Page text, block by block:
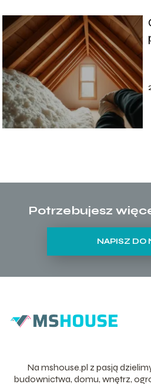
Potrzebujesz
NAPISZ DO
Na mshouse.pl z pasją
budownictwa, domu, wnętrz,